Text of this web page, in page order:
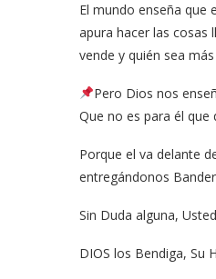
El mundo enseña que
apura hacer las cosas
vende y quién sea
Pero Dios nos
Que no es para él que
Porque el va delante
entregándonos
Sin Duda alguna,
DIOS los Bendiga, Su